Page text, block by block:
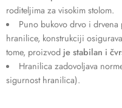
roditeljima za visokim stolom.
Puno bukovo drvo i
hranilice, konstrukciji
tome, proizvod je stabilan i
Hranilica zadovoljava
sigurnost hranilica).